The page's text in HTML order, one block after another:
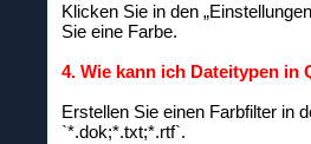
Klicken Sie in den
Sie eine Farbe.
4. Wie kann ich Dateitypen in
Erstellen Sie einen Farbfilter in
`*.dok;*.txt;*.rtf`.